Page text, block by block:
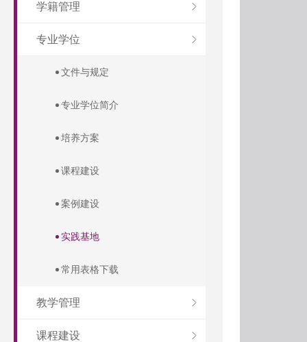
学籍管理
专业学位
文件与规定
专业学位简介
培养方案
课程建设
案例建设
实践基地
常用表格下载
教学管理
课程建设